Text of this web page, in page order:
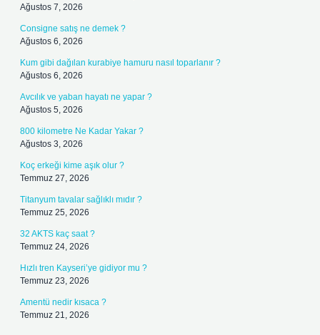
Ağustos 7, 2026
Consigne satış ne demek ?
Ağustos 6, 2026
Kum gibi dağılan kurabiye hamuru nasıl toparlanır ?
Ağustos 6, 2026
Avcılık ve yaban hayatı ne yapar ?
Ağustos 5, 2026
800 kilometre Ne Kadar Yakar ?
Ağustos 3, 2026
Koç erkeği kime aşık olur ?
Temmuz 27, 2026
Titanyum tavalar sağlıklı mıdır ?
Temmuz 25, 2026
32 AKTS kaç saat ?
Temmuz 24, 2026
Hızlı tren Kayseri’ye gidiyor mu ?
Temmuz 23, 2026
Amentü nedir kısaca ?
Temmuz 21, 2026